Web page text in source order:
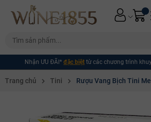
Nhận ƯU ĐÃI* đặc biệt từ các chương trình
Trang chủ Tini Rượu Vang Bịch Tini